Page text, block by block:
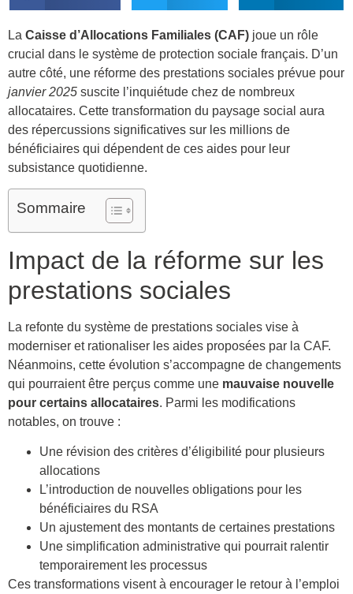
La Caisse d’Allocations Familiales (CAF) joue un rôle
crucial dans le système de protection sociale français. D’un
autre côté, une réforme des prestations sociales prévue pour
janvier 2025 suscite l’inquiétude chez de nombreux
allocataires. Cette transformation du paysage social aura
des répercussions significatives sur les millions de
bénéficiaires qui dépendent de ces aides pour leur
subsistance quotidienne.
Sommaire
Impact de la réforme sur les
prestations sociales
La refonte du système de prestations sociales vise à
moderniser et rationaliser les aides proposées par la CAF.
Néanmoins, cette évolution s’accompagne de changements
qui pourraient être perçus comme une mauvaise nouvelle
pour certains allocataires. Parmi les modifications
notables, on trouve :
Une révision des critères d’éligibilité pour plusieurs
allocations
L’introduction de nouvelles obligations pour les
bénéficiaires du RSA
Un ajustement des montants de certaines prestations
Une simplification administrative qui pourrait ralentir
temporairement les processus
Ces transformations visent à encourager le retour à l’emploi